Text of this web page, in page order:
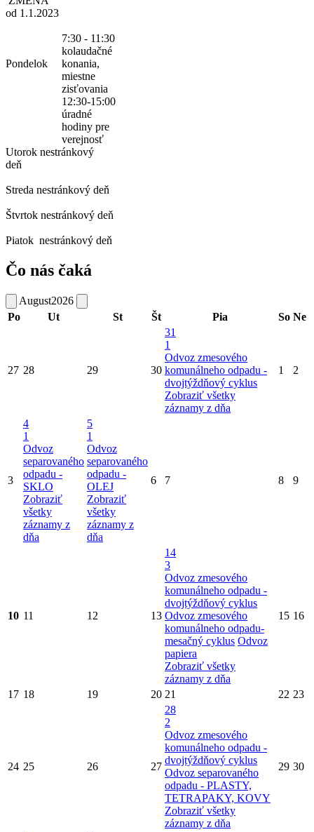
od 1.1.2023
Pondelok
7:30 - 11:30
kolaudačné
konania,
miestne
zisťovania
12:30-15:00
úradné
hodiny pre
verejnosť
Utorok nestránkový
deň
Streda nestránkový deň
Štvrtok nestránkový deň
Piatok nestránkový deň
Čo nás čaká
August2026
Po
Ut St Št Pia So Ne
27 28 29 30
31
1
Odvoz zmesového
komunálneho odpadu -
dvojtýždňový cyklus
Zobraziť všetky
záznamy z dňa
1 2
3
4
1
Odvoz
separovaného
odpadu -
SKLO
Zobraziť
všetky
záznamy z
dňa
5
1
Odvoz
separovaného
odpadu -
OLEJ
Zobraziť
všetky
záznamy z
dňa
6 7 8 9
10 11 12 13
14
3
Odvoz zmesového
komunálneho odpadu -
dvojtýždňový cyklus
Odvoz zmesového
komunálneho odpadu-
mesačný cyklus Odvoz
papiera
Zobraziť všetky
záznamy z dňa
15 16
17 18 19 20 21 22 23
24 25 26 27
28
2
Odvoz zmesového
komunálneho odpadu -
dvojtýždňový cyklus
Odvoz separovaného
odpadu - PLASTY,
TETRAPAKY, KOVY
Zobraziť všetky
záznamy z dňa
29 30